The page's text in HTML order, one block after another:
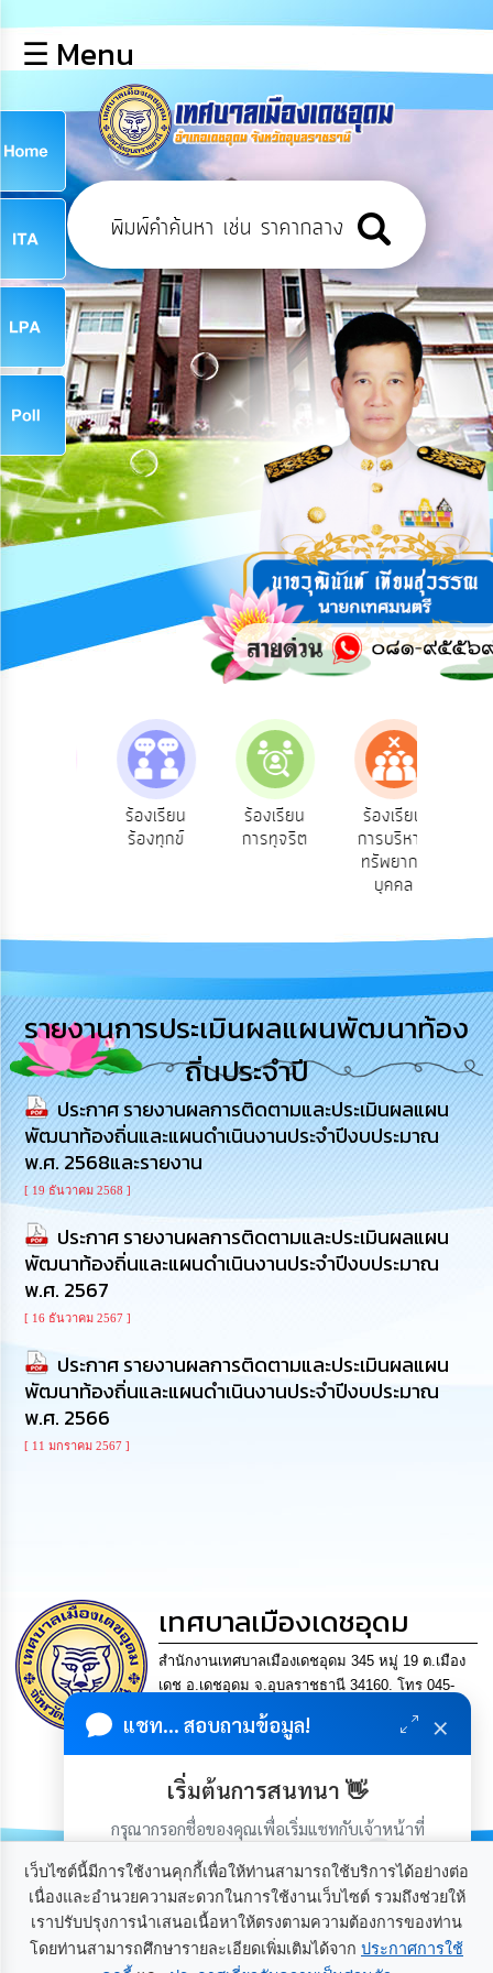
หลัก
ข้อมูล
พื้น
ฐาน
บุคลากร
ข่าว
ประชาสัมพันธ์
การ
เผย
ข้อมูล
สาธารณะ
OIT
การ
ปฏิสัมพันธ์
ฟัง
ความ
ยุทธศาสตร์/
ทรัพยากร
การ
บริหาร
งาน
การ
ส่ง
เสริม
ความ
โปร่งใส
การ
จัด
ซื้อ
จัด
จ้าง
การ
เงิน
การ
คลัง
การ
ดำเนิน
การ
เพื่อ
ป้องกัน
การ
ทุจริต
เสริม
คุณธรรม
และ
ความ
โปร่งใส
☰ Menu
ร้องเรียน
ร้องทุกข์
ร้องเรียน
การทุจริต
ร้องเรียน
การบริหาร
ทรัพยากร
บุคคล
รายงานการประเมินผลแผนพัฒนาท้อง
ถิ่นประจำปี
ประกาศ รายงานผลการติดตามและประเมินผลแผน
พัฒนาท้องถิ่นและแผนดำเนินงานประจำปีงบประมาณ
พ.ศ. 2568และรายงาน
[ 19 ธันวาคม 2568 ]
ประกาศ รายงานผลการติดตามและประเมินผลแผน
พัฒนาท้องถิ่นและแผนดำเนินงานประจำปีงบประมาณ
พ.ศ. 2567
[ 16 ธันวาคม 2567 ]
ประกาศ รายงานผลการติดตามและประเมินผลแผน
พัฒนาท้องถิ่นและแผนดำเนินงานประจำปีงบประมาณ
พ.ศ. 2566
[ 11 มกราคม 2567 ]
เว็บไซต์นี้มีการใช้งานคุกกี้เพื่อให้ท่านสามารถใช้บริการได้อย่างต่อ
เนื่องและอำนวยความสะดวกในการใช้งานเว็บไซต์ รวมถึงช่วยให้
เราปรับปรุงการนำเสนอเนื้อหาให้ตรงตามความต้องการของท่าน
โดยท่านสามารถศึกษารายละเอียดเพิ่มเติมได้จาก ประกาศการใช้
เทศบาลเมืองเดชอุดม
สำนักงานเทศบาลเมืองเดชอุดม 345 หมู่ 19 ต.เมือง
เดช อ.เดชอุดม จ.อุบลราชธานี 34160. โทร 045-
saraban@detudomcity.go.th
การบริหารงานที่โปร่งใส
มีเศรษฐกิจมั่นคง ประชาชนอยู่เย็นเป็นสุข
เกี่ยวกับเรา ติดต่อเรา
แชท... สอบถามข้อมูล! ×
เริ่มต้นการสนทนา 👋
กรุณากรอกชื่อของคุณเพื่อเริ่มแชทกับเจ้าหน้าที่